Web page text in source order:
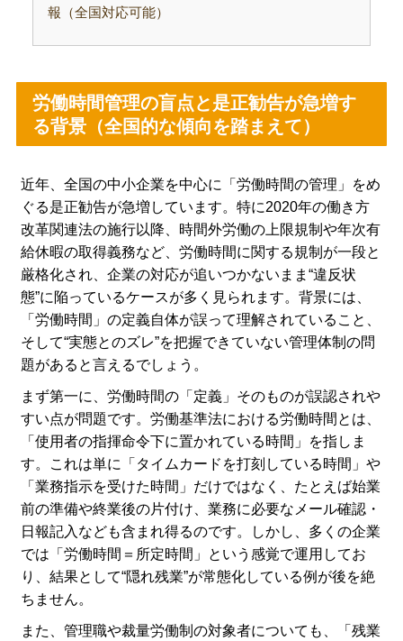
報（全国対応可能）
労働時間管理の盲点と是正勧告が急増す
る背景（全国的な傾向を踏まえて）
近年、全国の中小企業を中心に「労働時間の管理」をめ
ぐる是正勧告が急増しています。特に2020年の働き方
改革関連法の施行以降、時間外労働の上限規制や年次有
給休暇の取得義務など、労働時間に関する規制が一段と
厳格化され、企業の対応が追いつかないまま“違反状
態”に陥っているケースが多く見られます。背景には、
「労働時間」の定義自体が誤って理解されていること、
そして“実態とのズレ”を把握できていない管理体制の問
題があると言えるでしょう。
まず第一に、労働時間の「定義」そのものが誤認されや
すい点が問題です。労働基準法における労働時間とは、
「使用者の指揮命令下に置かれている時間」を指しま
す。これは単に「タイムカードを打刻している時間」や
「業務指示を受けた時間」だけではなく、たとえば始業
前の準備や終業後の片付け、業務に必要なメール確認・
日報記入なども含まれ得るのです。しかし、多くの企業
では「労働時間＝所定時間」という感覚で運用してお
り、結果として“隠れ残業”が常態化している例が後を絶
ちません。
また、管理職や裁量労働制の対象者についても、「残業